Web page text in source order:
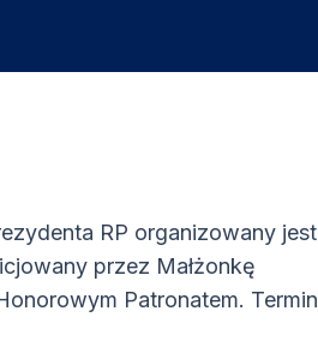
RP organizowany jest
przez Małżonkę
Patronatem. Termin